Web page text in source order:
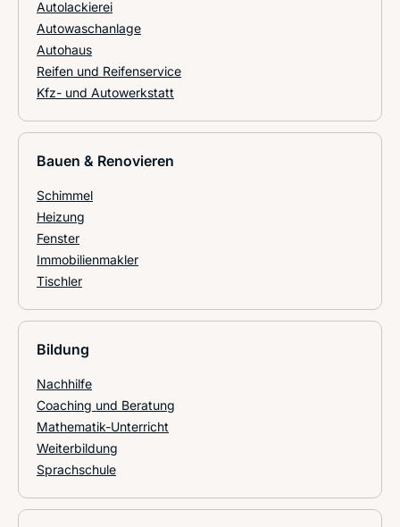
Autolackierei
Autowaschanlage
Autohaus
Reifen und Reifenservice
Kfz- und Autowerkstatt
Bauen & Renovieren
Schimmel
Heizung
Fenster
Immobilienmakler
Tischler
Bildung
Nachhilfe
Coaching und Beratung
Mathematik-Unterricht
Weiterbildung
Sprachschule